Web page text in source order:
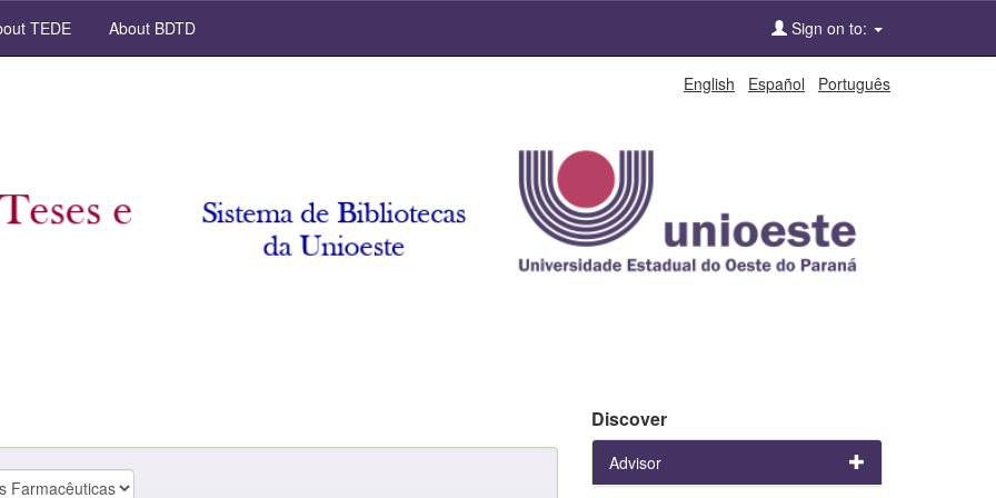
TEDE About BDTD Sign on to:
English Español Português
Discover
Advisor